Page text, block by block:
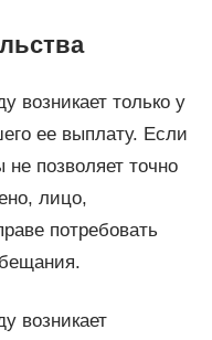
возникает только у
ее выплату. Если
позволяет точно
лицо,
потребовать
возникает